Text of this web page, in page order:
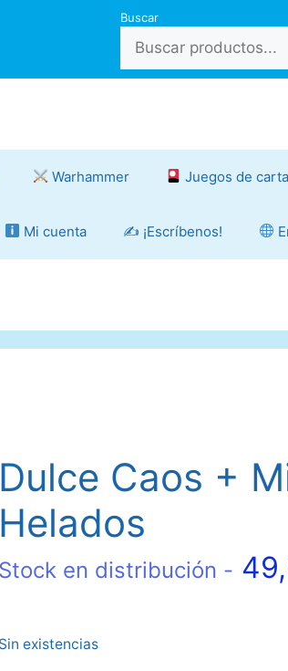
Buscar
Warhammer Juegos de
Mi cuenta ✍️ ¡Escríbenos!
Dulce Caos +
Helados
Stock en distribución -
Sin existencias